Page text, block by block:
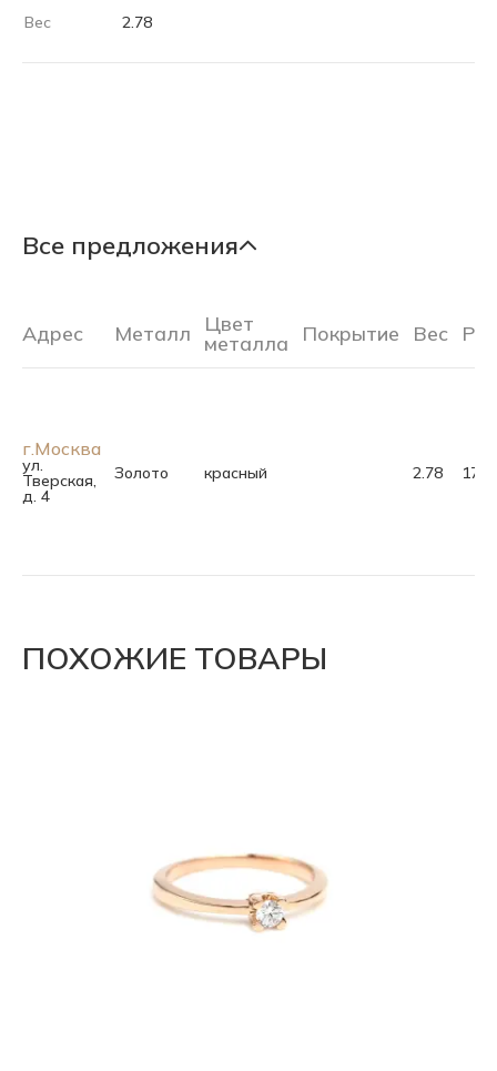
Вес
2.78
Все предложения
Адрес Металл Цвет
металла Покрытие Вес
г.Москва
ул.
Тверская,
д. 4
Золото красный 2.78 17.5
ПОХОЖИЕ ТОВАРЫ